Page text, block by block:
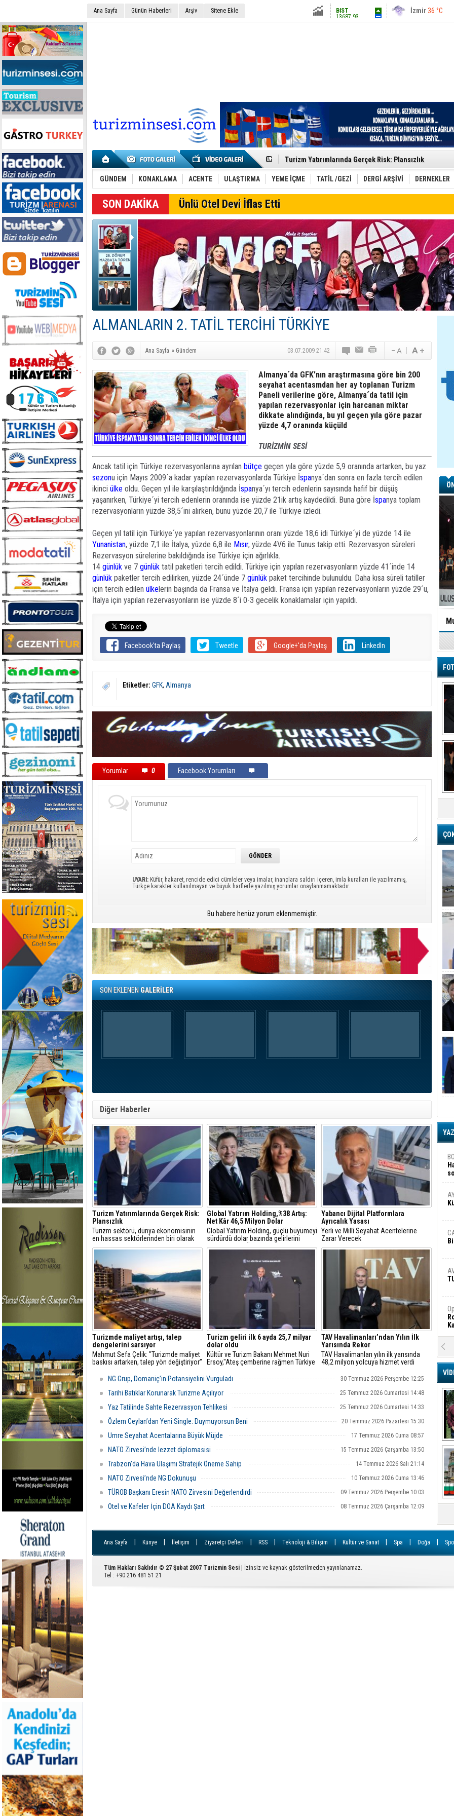
Ana Sayfa Günün Haberleri Arşiv Sitene Ekle
Altın6248.13 İstanbul 31 °C
Etkinlik sektörünün Çatı Kuruluşlardan İstanbul Zirvesi
Turizm Yatırımlarında Gerçek Risk: Plansızlık
Çelebi–THY İş Birliğiyle Kenya’da Güçleniyor
Global Yatırım Holding,%38 Artış: Net Kâr 46,5 Milyon
Yabancı Dijital Platformlara Ayrıcalık Yasası
Tatilsepeti’nden Villa Tatili Modeli
Jolly ile Mezopotamya’ya Yolculuk!
LÖSEV Yaz Okulu’nda Şifa ve Neşe
Turizm geliri ilk 6 ayda 25,7 milyar dolar oldu
Canovate’den Yeni Nesil Veri Merkezleri
Türk MICE Sektörüne Yeni Fırsatlar
TAV Havalimanları’ndan Yılın İlk Yarısında Rekor
SunExpress’ten Tatil Hamlesi
NG Grup, Domaniç’in Potansiyelini Vurguladı
GÜNDEM KONAKLAMA ACENTE ULAŞTIRMA YEME İÇME TATİL /GEZİ DERGİ ARŞİVİ DERNEKLER
SON DAKİKA Ünlü Otel Devi İflas Etti
ALMANLARIN 2. TATİL TERCİHİ TÜRKİYE
Ana Sayfa » Gündem 03.07.2009 21:42
Almanya´da GFK'nın araştırmasına göre bin 200
seyahat acentasmdan her ay toplanan Turizm
Paneli verilerine göre, Almanya´da tatil için
yapılan rezervasyonlar için harcanan miktar
dikkate alındığında, bu yıl geçen yıla göre pazar
yüzde 4,7 oranında küçüld
TURİZMİN SESİ
Ancak tatil için Türkiye rezervasyonlarına ayrılan bütçe geçen yıla göre yüzde 5,9 oranında artarken, bu yaz
sezonu için Mayıs 2009´a kadar yapılan rezervasyonlarda Türkiye İspanya´dan sonra en fazla tercih edilen
ikinci ülke oldu. Geçen yıl ile karşılaştırıldığında İspanya´yı tercih edenlerin sayısında hafif bir düşüş
yaşanırken, Türkiye´yi tercih edenlerin oranında ise yüzde 21ik artış kaydedildi. Buna göre İspanya toplam
rezervasyonların yüzde 38,5´ini alırken, bunu yüzde 20,7 ile Türkiye izledi.
Geçen yıl tatil için Türkiye´ye yapılan rezervasyonlarının oranı yüzde 18,6 idi Türkiye´yi de yüzde 14 ile
Yunanistan, yüzde 7,1 ile İtalya, yüzde 6,8 ile Mısır, yüzde 4V6 ile Tunus takip etti. Rezervasyon süreleri
Rezervasyon sürelerine bakıldığında ise Türkiye için ağırlıkla.
14 günlük ve 7 günlük tatil paketleri tercih edildi. Türkiye için yapılan rezervasyonların yüzde 41´inde 14
günlük paketler tercih edilirken, yüzde 24´ünde 7 günlük paket tercihinde bulunuldu. Daha kısa süreli tatiller
için tercih edilen ülkelerin başında da Fransa ve İtalya geldi. Fransa için yapılan rezervasyonların yüzde 29´u,
İtalya için yapılan rezervasyonların ise yüzde 8´i 0-3 gecelik konaklamalar için yapıldı.
Facebook'ta Paylaş Tweetle Google+'da Paylaş LinkedIn
Etiketler: GFK, Almanya
Yorumlar 0 Facebook Yorumları
UYARI: Küfür, hakaret, rencide edici cümleler veya imalar, inançlara saldırı içeren, imla kuralları ile yazılmamış,
Türkçe karakter kullanılmayan ve büyük harflerle yazılmış yorumlar onaylanmamaktadır.
Bu habere henüz yorum eklenmemiştir.
SON EKLENENGALERİLER
Diğer Haberler
Turizm Yatırımlarında Gerçek Risk:
Plansızlık
Turizm sektörü, dünya ekonomisinin
en hassas sektörlerinden biri olarak
görülür
Global Yatırım Holding,%38 Artış:
Net Kâr 46,5 Milyon Dolar
Global Yatırım Holding, güçlü büyümeyi
sürdürdü dolar bazında gelirlerini
yüzde 18, FAVÖK’ünü yüzde 21 artırdı
Yabancı Dijital Platformlara
Ayrıcalık Yasası
Yerli ve Millî Seyahat Acentelerine
Zarar Verecek
Turizmde maliyet artışı, talep
dengelerini sarsıyor
Mahmut Sefa Çelik: "Turizmde maliyet
baskısı artarken, talep yön değiştiriyor”
Turizm geliri ilk 6 ayda 25,7 milyar
dolar oldu
Kültür ve Turizm Bakanı Mehmet Nuri
Ersoy,"Ateş çemberine rağmen Türkiye
TAV Havalimanları’ndan Yılın İlk
Yarısında Rekor
TAV Havalimanları yılın ilk yarısında
48,2 milyon yolcuya hizmet verdi
NG Grup, Domaniç’in Potansiyelini Vurguladı 30 Temmuz 2026 Perşembe 12:25
Tarihi Batıklar Korunarak Turizme Açılıyor 25 Temmuz 2026 Cumartesi 14:48
Yaz Tatilinde Sahte Rezervasyon Tehlikesi 25 Temmuz 2026 Cumartesi 14:33
Özlem Ceylan’dan Yeni Single: Duymuyorsun Beni 20 Temmuz 2026 Pazartesi 15:30
Umre Seyahat Acentalarına Büyük Müjde 17 Temmuz 2026 Cuma 08:57
NATO Zirvesi’nde lezzet diplomasisi 15 Temmuz 2026 Çarşamba 13:50
Trabzon’da Hava Ulaşımı Stratejik Öneme Sahip 14 Temmuz 2026 Salı 21:14
NATO Zirvesi’nde NG Dokunuşu 10 Temmuz 2026 Cuma 13:46
TÜROB Başkanı Eresin NATO Zirvesini Değerlendirdi 09 Temmuz 2026 Perşembe 10:03
Otel ve Kafeler İçin DOA Kaydı Şart 08 Temmuz 2026 Çarşamba 12:09
Ana Sayfa Künye İletişim Ziyaretçi Defteri RSS Teknoloji & Bilişim Kültür ve Sanat Spa Doğa
Tüm Hakları Saklıdır © 27 Şubat 2007 Turizmin Sesi | İzinsiz ve kaynak gösterilmeden yayınlanamaz.
Tel : +90 216 481 51 21